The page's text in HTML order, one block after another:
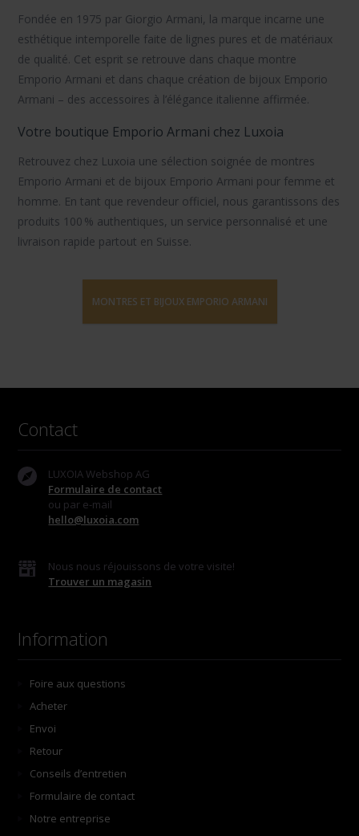
Fondée en 1975 par Giorgio Armani, la marque incarne une
esthétique intemporelle faite de lignes pures et de matériaux
de qualité. Cet esprit se retrouve dans chaque montre
Emporio Armani et dans chaque création de bijoux Emporio
Armani – des accessoires à l’élégance italienne affirmée.
Votre boutique Emporio Armani chez Luxoia
Retrouvez chez Luxoia une sélection soignée de montres
Emporio Armani et de bijoux Emporio Armani pour femme et
homme. En tant que revendeur officiel, nous garantissons des
produits 100 % authentiques, un service personnalisé et une
livraison rapide partout en Suisse.
MONTRES ET BIJOUX EMPORIO ARMANI
Contact
LUXOIA Webshop AG
Formulaire de contact
ou par e-mail
hello@luxoia.com
Nous nous réjouissons de votre visite!
Trouver un magasin
Information
Foire aux questions
Acheter
Envoi
Retour
Conseils d’entretien
Formulaire de contact
Notre entreprise